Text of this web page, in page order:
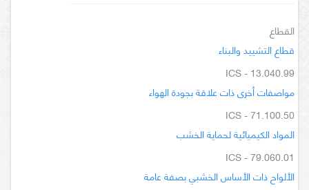
القطاع
قطاع التشييد والبناء
ICS - 13.040.99
مواصفات أخرى ذات علاقة بجودة الهواء
ICS - 71.100.50
المواد الكيميائية لحماية الخشب
ICS - 79.060.01
الألواح ذات الأساس الخشبي بصفة عامة